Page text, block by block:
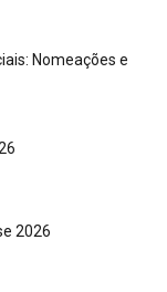
Nomeações e
2026